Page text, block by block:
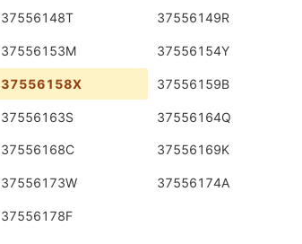
37556148T 37556149R
37556153M 37556154Y
37556158X 37556159B
37556163S 37556164Q
37556168C 37556169K
37556173W 37556174A
37556178F